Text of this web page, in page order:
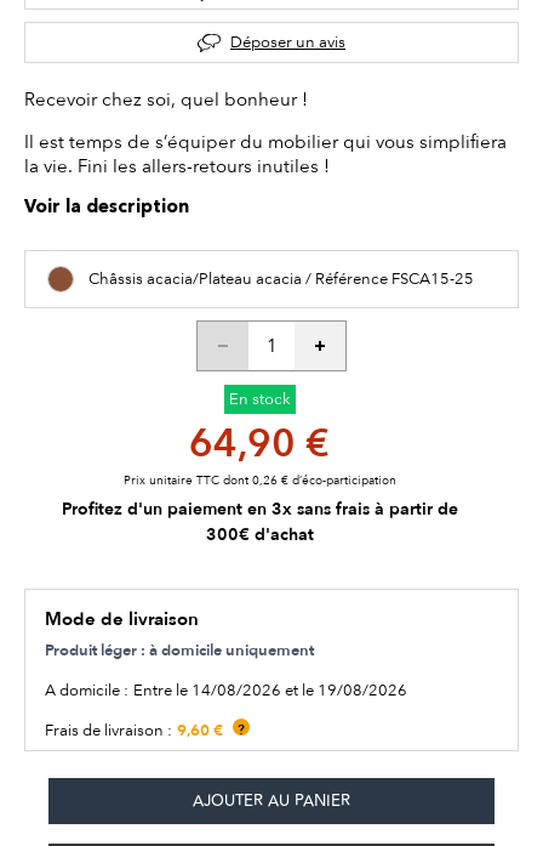
Déposer un avis
Recevoir chez soi, quel bonheur !
Il est temps de s’équiper du mobilier qui vous simplifiera
la vie. Fini les allers-retours inutiles !
Voir la description
Châssis acacia/Plateau acacia / Référence FSCA15-25
En stock
64,90 €
Prix unitaire TTC dont 0,26 € d’éco-participation
Profitez d'un paiement en 3x sans frais à partir de
300€ d'achat
Mode de livraison
Produit léger : à domicile uniquement
A domicile : Entre le 14/08/2026 et le 19/08/2026
Frais de livraison : 9,60 € ?